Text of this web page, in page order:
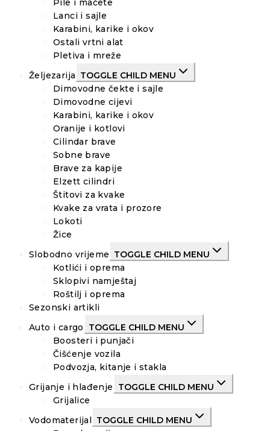
Pile i mačete
Lanci i sajle
Karabini, karike i okov
Ostali vrtni alat
Pletiva i mreže
Željezarija TOGGLE CHILD MENU
Dimovodne čekte i sajle
Dimovodne cijevi
Karabini, karike i okov
Oranije i kotlovi
Cilindar brave
Sobne brave
Brave za kapije
Elzett cilindri
Štitovi za kvake
Kvake za vrata i prozore
Lokoti
Žice
Slobodno vrijeme TOGGLE CHILD MENU
Kotlići i oprema
Sklopivi namještaj
Roštilj i oprema
Sezonski artikli
Auto i cargo
TOGGLE CHILD MENU
Boosteri i punjači
Čišćenje vozila
Podvozja, kitanje i stakla
Grijanje i hlađenje
TOGGLE CHILD MENU
Grijalice
Vodomaterijal TOGGLE CHILD MENU